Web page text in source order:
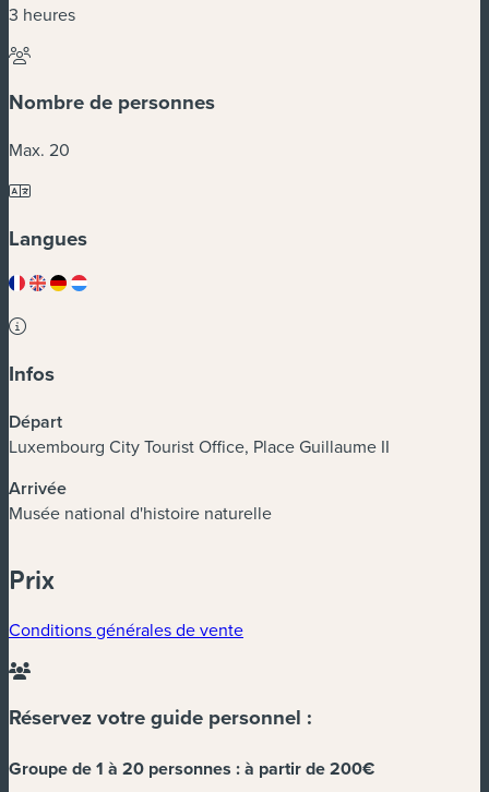
3 heures
Nombre de personnes
Max. 20
Langues
Infos
Départ
Luxembourg City Tourist Office, Place Guillaume II
Arrivée
Musée national d'histoire naturelle
Prix
Conditions générales de vente
Réservez votre guide personnel :
Groupe de 1 à 20 personnes :à partir de 200€